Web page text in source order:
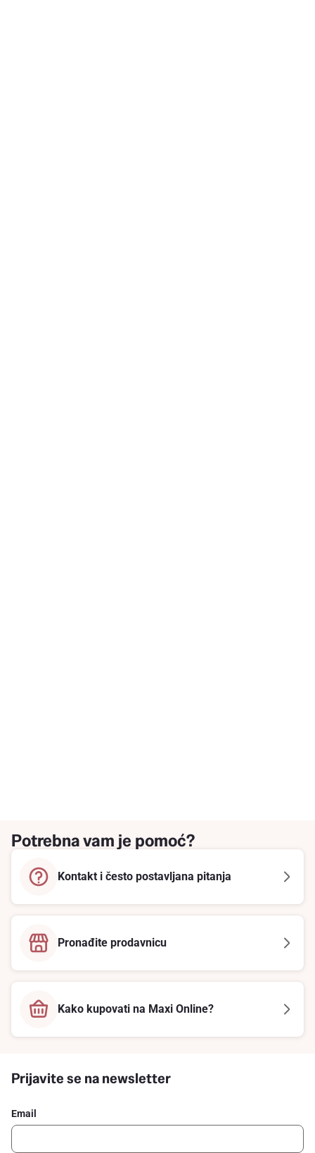
Potrebna vam je pomoć?
Kontakt i često postavljana pitanja
Pronađite prodavnicu
Kako kupovati na Maxi Online?
Prijavite se na newsletter
Email